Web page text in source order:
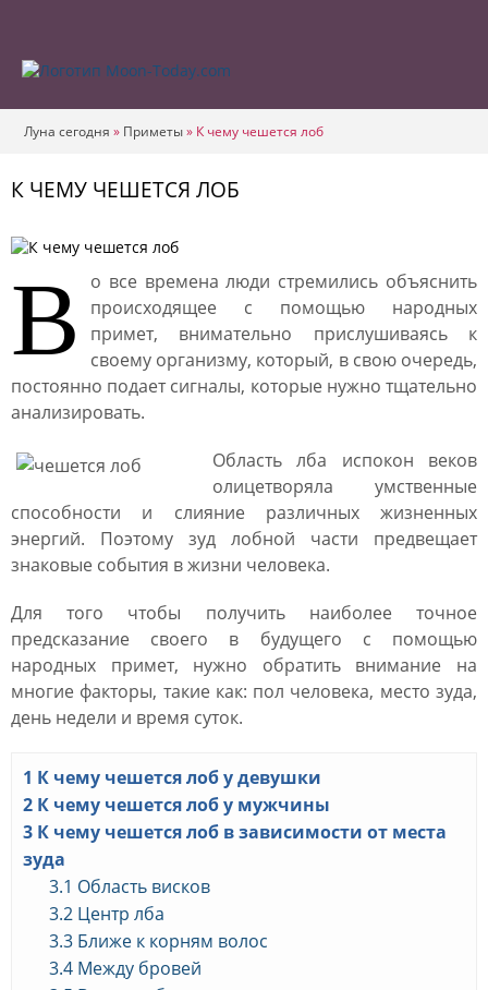
Луна сегодня » Приметы» К чему чешется лоб
К ЧЕМУ ЧЕШЕТСЯ ЛОБ
В
о все времена люди стремились объяснить
происходящее с помощью народных
примет, внимательно прислушиваясь к
своему организму, который, в свою очередь,
постоянно подает сигналы, которые нужно тщательно
анализировать.
Область лба испокон веков
олицетворяла умственные
способности и слияние различных жизненных
энергий. Поэтому зуд лобной части предвещает
знаковые события в жизни человека.
Для того чтобы получить наиболее точное
предсказание своего в будущего с помощью
народных примет, нужно обратить внимание на
многие факторы, такие как: пол человека, место зуда,
день недели и время суток.
1 К чему чешется лоб у девушки
2 К чему чешется лоб у мужчины
3 К чему чешется лоб в зависимости от места
зуда
3.1 Область висков
3.2 Центр лба
3.3 Ближе к корням волос
3.4 Между бровей